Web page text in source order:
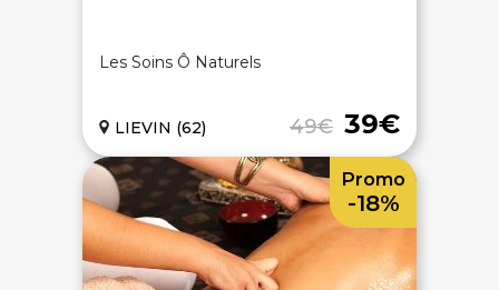
Les Soins Ô Naturels
49€ 39€
LIEVIN (62)
Promo
-18%